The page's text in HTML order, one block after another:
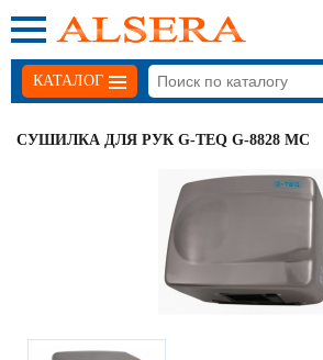
КАТАЛОГ
СУШИЛКА ДЛЯ РУК G-TEQ G-8828 MC